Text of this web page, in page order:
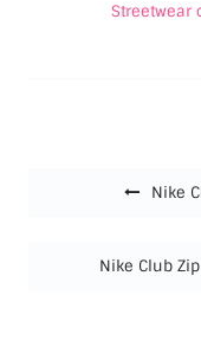
Streetwear
Nike
Nike Club